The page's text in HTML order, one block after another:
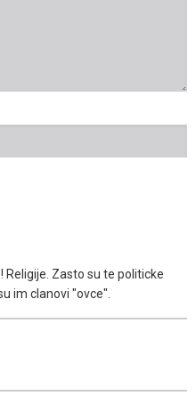
Religije. Zasto su te politicke
im clanovi "ovce".